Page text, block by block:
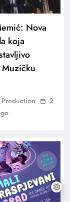
Nova
koja
Production
2